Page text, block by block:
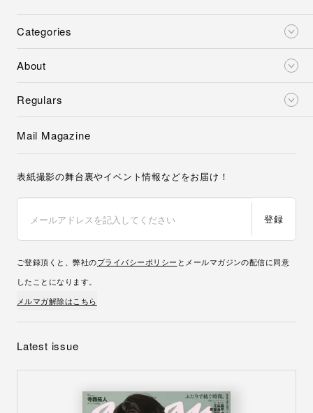
Categories
About
Regulars
Mail Magazine
表紙撮影の舞台裏やイベント情報などをお届け！
登録
ご登録頂くと、弊社のプライバシーポリシー とメールマガジンの配信に同意
したことになります。
メルマガ解除はこちら
Latest issue